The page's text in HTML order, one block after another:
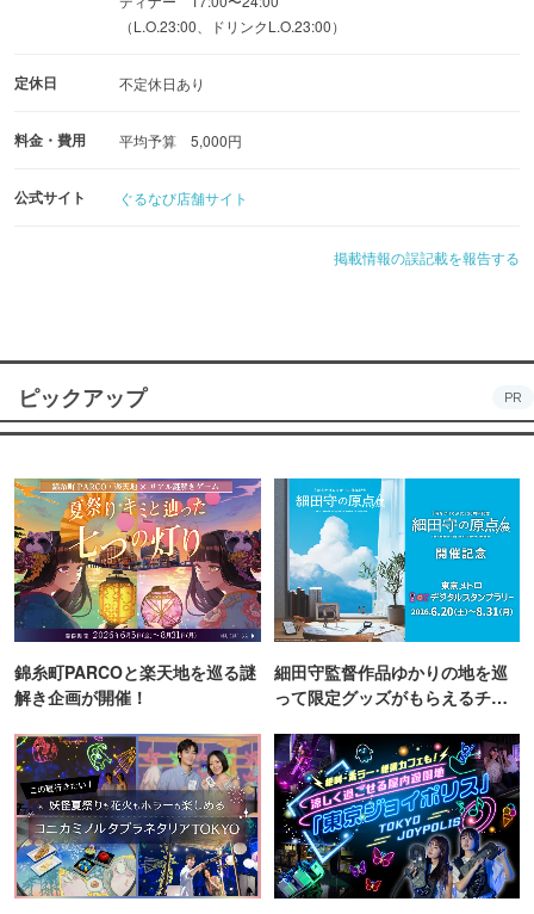
（L.O.23:00、ドリンクL.O.23:00）
定休日 不定休日あり
料金・費用 平均予算 5,000円
公式サイト ぐるなび店舗サイト
掲載情報の誤記載を報告する
ピックアップ PR
錦糸町PARCOと楽天地を巡る謎
解き企画が開催！
細田守監督作品ゆかりの地を巡
って限定グッズがもらえるチャ